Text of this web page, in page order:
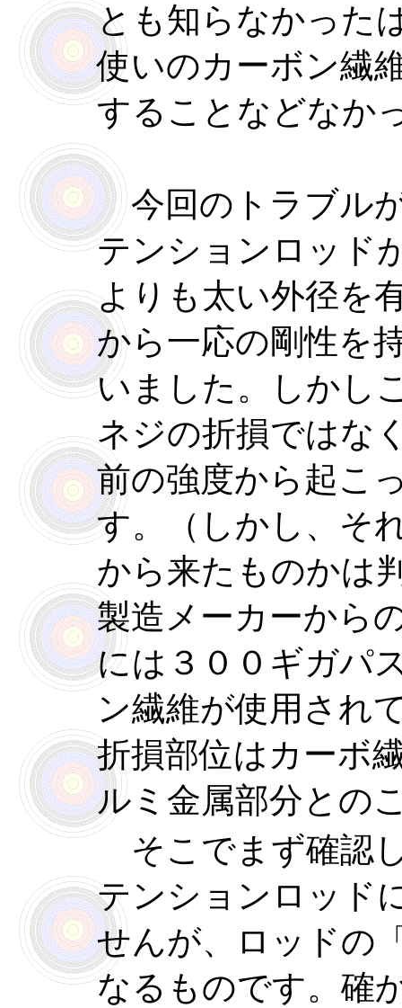
とも知らなかった
使いのカーボン繊
することなどなか
今回のトラブル
テンションロッド
よりも太い外径を
から一応の剛性を
いました。しかし
ネジの折損ではな
前の強度から起こ
す。（しかし、そ
から来たものか
製造メーカーから
には３００ギガパ
ン繊維が使用され
折損部位はカーボ
ルミ金属部分との
そこでまず確認
テンションロッド
せんが、ロッドの
なるものです。確